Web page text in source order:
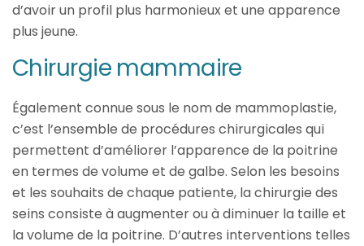
d’avoir un profil plus harmonieux et une apparence
plus jeune.
Chirurgie mammaire
Également connue sous le nom de mammoplastie,
c’est l’ensemble de procédures chirurgicales qui
permettent d’améliorer l’apparence de la poitrine
en termes de volume et de galbe. Selon les besoins
et les souhaits de chaque patiente, la chirurgie des
seins consiste à augmenter ou à diminuer la taille et
la volume de la poitrine. D’autres interventions telles